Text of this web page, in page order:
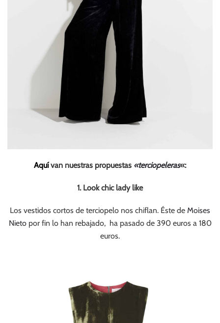
Aquívan nuestras propuestas «terciopeleras«:
1. Look chic lady like
Los vestidos cortos de terciopelo nos chiflan. Éste de Moises
Nietopor fin lo han rebajado, ha pasado de 390 euros a 180
euros.